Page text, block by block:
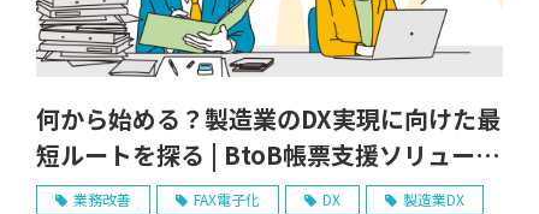
何から始める？製造業のDX実現に向けた最
短ルートを探る | BtoB帳票支援ソリューシ
ョン／ネクスウェイ
業務改善 FAX電子化 DX 製造業DX